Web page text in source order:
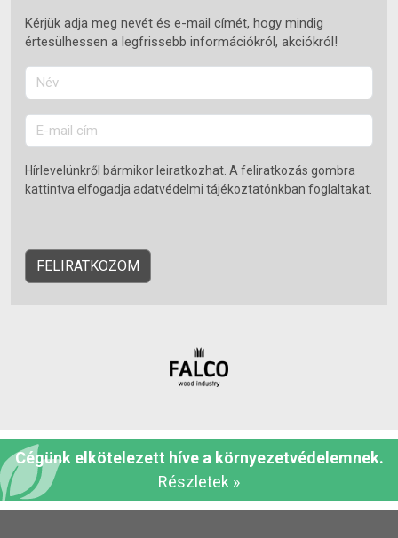
Kérjük adja meg nevét és e-mail címét, hogy mindig
értesülhessen a legfrissebb információkról, akciókról!
Hírlevelünkről bármikor leiratkozhat. A feliratkozás gombra
kattintva elfogadja adatvédelmi tájékoztatónkban foglaltakat.
Cégünk elkötelezett híve a környezetvédelemnek.
Részletek »